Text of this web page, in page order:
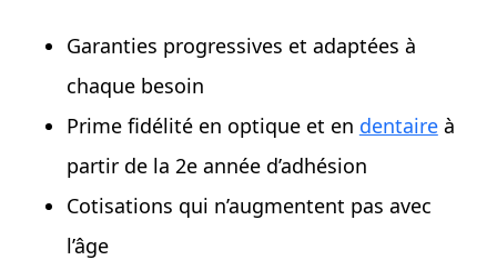
Garanties progressives et adaptées à
chaque besoin
Prime fidélité en optique et en dentaireà
partir de la 2e année d’adhésion
Cotisations qui n’augmentent pas avec
l’âge